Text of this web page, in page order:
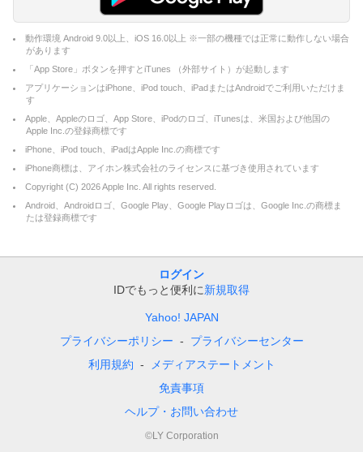
動作環境 Android 9.0以上、iOS 16.0以上 ※一部の機種では正常に動作しない場合
があります
「App Store」ボタンを押すとiTunes （外部サイト）が起動します
アプリケーションはiPhone、iPod touch、iPadまたはAndroidでご利用いただけま
す
Apple、Appleのロゴ、App Store、iPodのロゴ、iTunesは、米国および他国の
Apple Inc.の登録商標です
iPhone、iPod touch、iPadはApple Inc.の商標です
iPhone商標は、アイホン株式会社のライセンスに基づき使用されています
Copyright (C) 2026Apple Inc. All rights reserved.
Android、Androidロゴ、Google Play、Google Playロゴは、Google Inc.の商標ま
たは登録商標です
ログイン
IDでもっと便利に新規取得
Yahoo! JAPAN
プライバシーポリシー
プライバシーセンター
利用規約
メディアステートメント
免責事項
ヘルプ・お問い合わせ
©LY Corporation